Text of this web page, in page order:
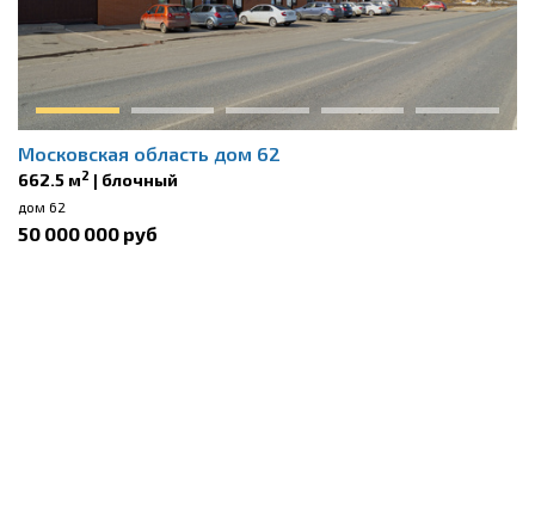
Московская область дом 62
662.5 м2 | блочный
дом 62
50 000 000 руб